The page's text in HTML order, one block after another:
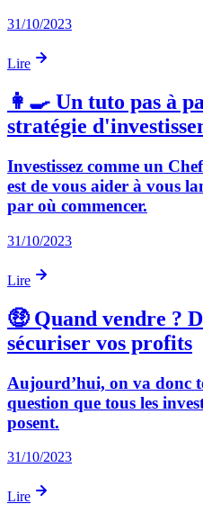
31/10/2023
Lire
👩‍🍳 Un tuto pas à
stratégie
Investissez comme un
est de vous aider à vous
par où commencer.
31/10/2023
Lire
🤑 Quand vendre ?
sécuriser vos profits
Aujourd’hui, on va donc
question que tous les
posent.
31/10/2023
Lire